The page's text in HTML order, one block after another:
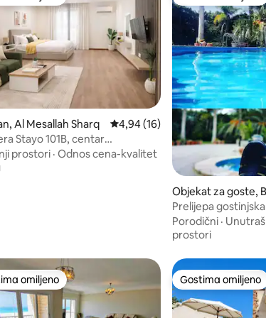
5, utisaka: 38
Al Mesallah Sharq Prosečna ocena 4,94 od 5,
4,94 (16)
Stayo 101B, centar
prostori · Odnos cena-kvalitet
Objekat za goste,
Prelijepa
bazenom i baštom
Porodični ·
prostori
među gostima omiljenim
omiljeno Gostima omiljeno
Gostima omiljeno